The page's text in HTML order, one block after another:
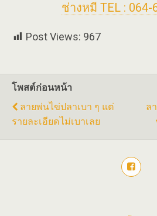
ช่างหมี TEL : 064-
Post Views: 967
โพสต์ก่อนหน้า
ลายพ่นไข่ปลาเบา ๆ แต่
รายละเอียดไม่เบาเลย
ล